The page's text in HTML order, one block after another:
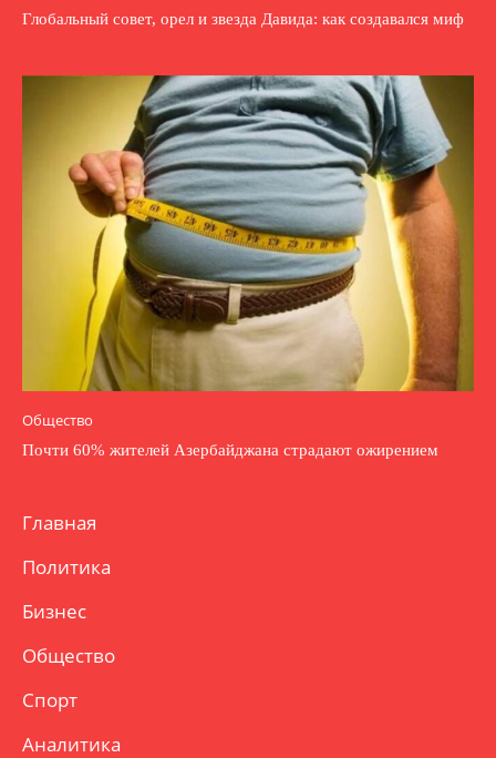
Глобальный совет, орел и звезда Давида: как создавался миф
Общество
Почти 60% жителей Азербайджана страдают ожирением
Главная
Политика
Бизнес
Общество
Спорт
Аналитика